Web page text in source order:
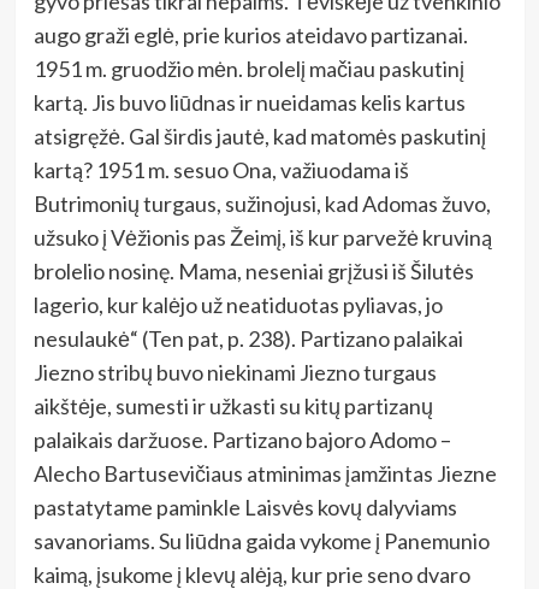
augo graži eglė, prie kurios ateidavo partizanai.
1951 m. gruodžio mėn. brolelį mačiau paskutinį
kartą. Jis buvo liūdnas ir nueidamas kelis kartus
atsigręžė. Gal širdis jautė, kad matomės paskutinį
kartą? 1951 m. sesuo Ona, važiuodama iš
Butrimonių turgaus, sužinojusi, kad Adomas žuvo,
užsuko į Vėžionis pas Žeimį, iš kur parvežė kruviną
brolelio nosinę. Mama, neseniai grįžusi iš Šilutės
lagerio, kur kalėjo už neatiduotas pyliavas, jo
nesulaukė“ (Ten pat, p. 238). Partizano palaikai
Jiezno stribų buvo niekinami Jiezno turgaus
aikštėje, sumesti ir užkasti su kitų partizanų
palaikais daržuose. Partizano bajoro Adomo –
Alecho Bartusevičiaus atminimas įamžintas Jiezne
pastatytame paminkle Laisvės kovų dalyviams
savanoriams. Su liūdna gaida vykome į Panemunio
kaimą, įsukome į klevų alėją, kur prie seno dvaro